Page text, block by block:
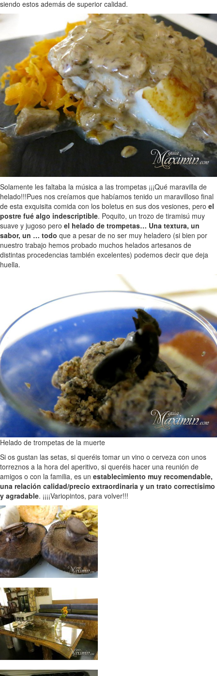
siendo estos además de superior calidad.
Solamente les faltaba la música a las trompetas ¡¡¡Qué maravilla de
helado!!!Pues nos creíamos que habíamos tenido un maravilloso final
de esta exquisita comida con los boletus en sus dos vesiones, pero el
postre fué algo indescriptible. Poquito, un trozo de tiramisú muy
suave y jugoso pero el helado de trompetas… Una textura, un
sabor, un … todo que a pesar de no ser muy heladero (si bien por
nuestro trabajo hemos probado muchos helados artesanos de
distintas procedencias también excelentes) podemos decir que deja
huella.
Helado de trompetas de la muerte
Si os gustan las setas, si queréis tomar un vino o cerveza con unos
torreznos a la hora del aperitivo, si queréis hacer una reunión de
amigos o con la familia, es un establecimiento muy recomendable,
una relación calidad/precio extraordinaria y un trato correctísimo
y agradable. ¡¡¡¡Variopintos, para volver!!!